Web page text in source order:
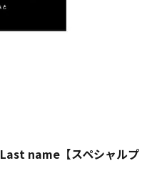
name【スペシャルプ